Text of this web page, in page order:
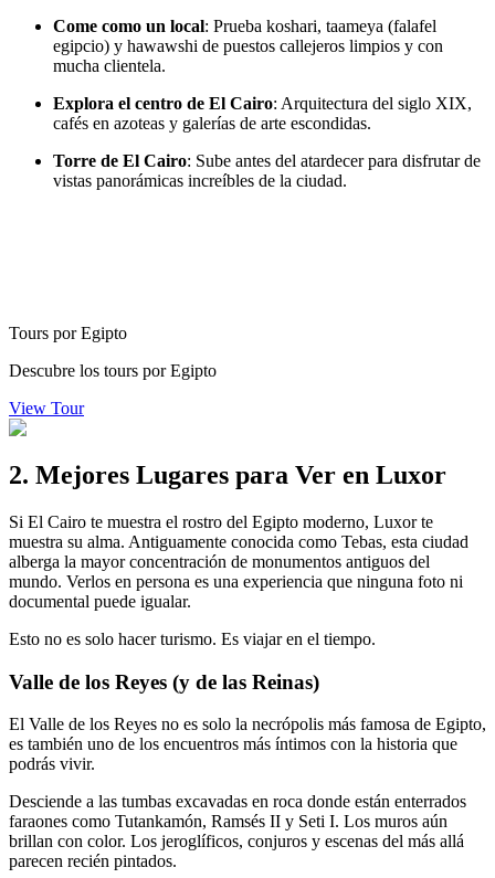
Come como un local: Prueba koshari, taameya (falafel
egipcio) y hawawshi de puestos callejeros limpios y con
mucha clientela.
Explora el centro de El Cairo: Arquitectura del siglo XIX,
cafés en azoteas y galerías de arte escondidas.
Torre de El Cairo: Sube antes del atardecer para disfrutar de
vistas panorámicas increíbles de la ciudad.
Tours por Egipto
Descubre los tours por Egipto
View Tour
2. Mejores Lugares para Ver en Luxor
Si El Cairo te muestra el rostro del Egipto moderno, Luxor te
muestra su alma. Antiguamente conocida como Tebas, esta ciudad
alberga la mayor concentración de monumentos antiguos del
mundo. Verlos en persona es una experiencia que ninguna foto ni
documental puede igualar.
Esto no es solo hacer turismo. Es viajar en el tiempo.
Valle de los Reyes (y de las Reinas)
El Valle de los Reyes no es solo la necrópolis más famosa de Egipto,
es también uno de los encuentros más íntimos con la historia que
podrás vivir.
Desciende a las tumbas excavadas en roca donde están enterrados
faraones como Tutankamón, Ramsés II y Seti I. Los muros aún
brillan con color. Los jeroglíficos, conjuros y escenas del más allá
parecen recién pintados.